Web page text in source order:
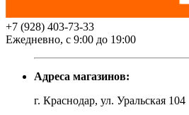
+7 (928) 403-73-33
Ежедневно, с 9:00 до 19:00
Адреса магазинов:
г. Краснодар, ул. Уральская 104